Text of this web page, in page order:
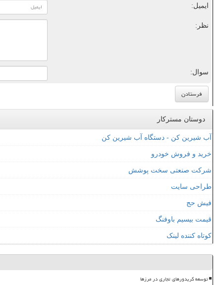
ایمیل:
نظر:
سوال:
دوستان مسترکار
آب شیرین کن - دستگاه آب شیرین کن
خرید و فروش خودرو
شرکت صنعتی سخت پوشش
طراحی سایت
فیش حج
قیمت بیسیم باوفنگ
کوتاه کننده لینک
توسعه کریدورهای تجاری در مرزها